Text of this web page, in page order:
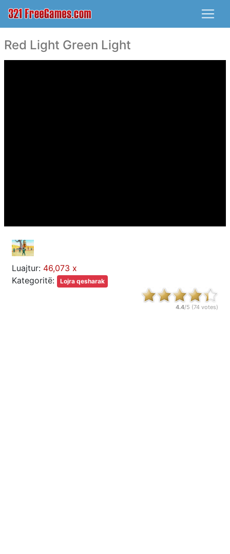
Red Light Green Light
Luajtur: 46,073 x
Kategoritë:
Lojra qesharak
4.4/5 (74 votes)